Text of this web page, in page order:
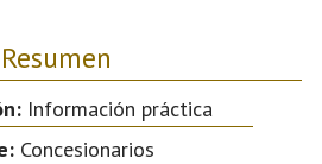
Resumen
Información práctica
Concesionarios